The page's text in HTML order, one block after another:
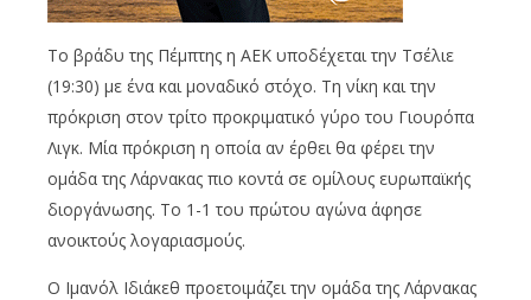
Το βράδυ της Πέμπτης η ΑΕΚ υποδέχεται την Τσέλιε
(19:30) με ένα και μοναδικό στόχο. Τη νίκη και την
πρόκριση στον τρίτο προκριματικό γύρο του Γιουρόπα
Λιγκ. Μία πρόκριση η οποία αν έρθει θα φέρει την
ομάδα της Λάρνακας πιο κοντά σε ομίλους ευρωπαϊκής
διοργάνωσης. Το 1-1 του πρώτου αγώνα άφησε
ανοικτούς λογαριασμούς.
Ο Ιμανόλ Ιδιάκεθ προετοιμάζει την ομάδα της Λάρνακας